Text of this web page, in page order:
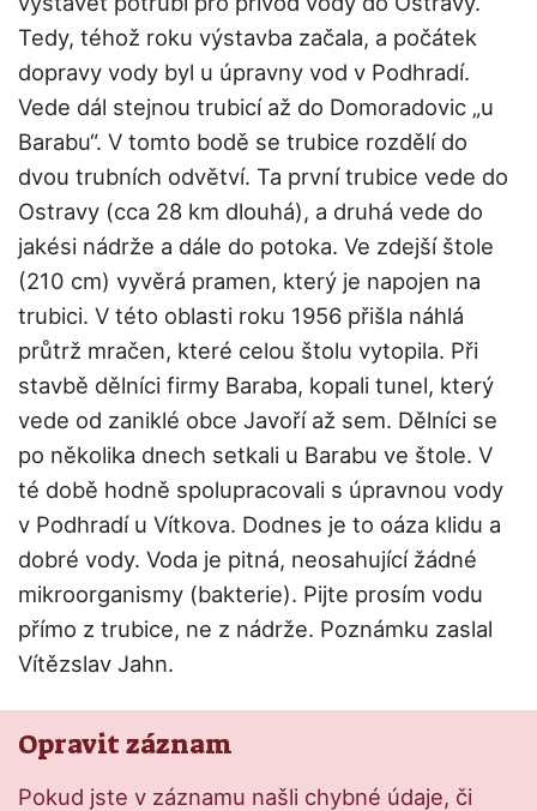
Tedy, téhož roku výstavba začala, a počátek
dopravy vody byl u úpravny vod v Podhradí.
Vede dál stejnou trubicí až do Domoradovic „u
Barabu“. V tomto bodě se trubice rozdělí do
dvou trubních odvětví. Ta první trubice vede do
Ostravy (cca 28 km dlouhá), a druhá vede do
jakési nádrže a dále do potoka. Ve zdejší štole
(210 cm) vyvěrá pramen, který je napojen na
trubici. V této oblasti roku 1956 přišla náhlá
průtrž mračen, které celou štolu vytopila. Při
stavbě dělníci firmy Baraba, kopali tunel, který
vede od zaniklé obce Javoří až sem. Dělníci se
po několika dnech setkali u Barabu ve štole. V
té době hodně spolupracovali s úpravnou vody
v Podhradí u Vítkova. Dodnes je to oáza klidu a
dobré vody. Voda je pitná, neosahující žádné
mikroorganismy (bakterie). Pijte prosím vodu
přímo z trubice, ne z nádrže. Poznámku zaslal
Vítězslav Jahn.
Opravit záznam
Pokud jste v záznamu našli chybné údaje, či